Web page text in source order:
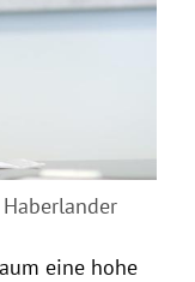
eine hohe